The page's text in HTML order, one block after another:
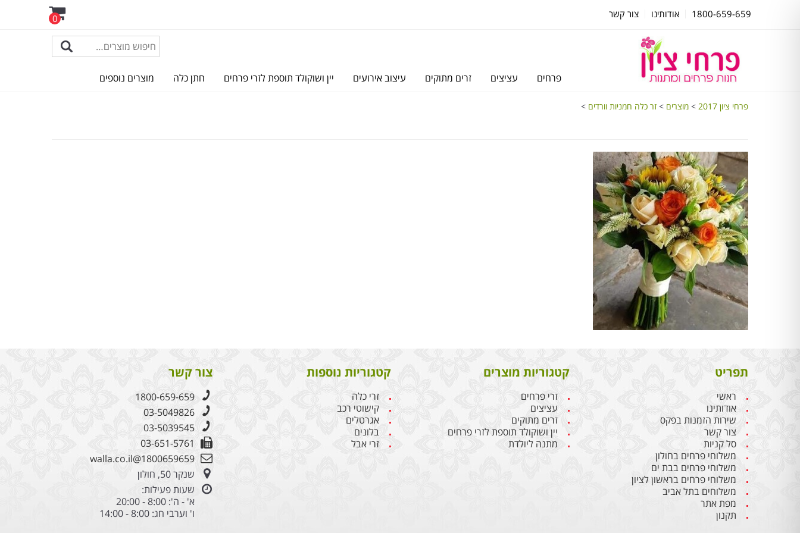
1800-659-659 אודותינו צור קשר 0
פרחים עציצים זרים מתוקים עיצוב אירועים יין ושוקולד תוספת לזרי פרחים חתן כלה מוצרים נוספים
פרחי ציון 2017 > מוצרים > זר כלה חמניות וורדים >
תפריט
ראשי
אודותינו
שירות הזמנות בפקס
צור קשר
סל קניות
משלוחי פרחים בחולון
משלוחי פרחים בבת ים
משלוחי פרחים בראשון לציון
משלוחים בתל אביב
מפת אתר
תקנון
קטגוריות מוצרים
זרי פרחים
עציצים
זרים מתוקים
יין ושוקולד תוספת לזרי פרחים
מתנה ליולדת
קטגוריות נוספות
זרי כלה
קישוטי רכב
אגרטלים
בלונים
זרי אבל
צור קשר
1800-659-659
03-5049826
03-5039545
03-651-5761
1800659659@walla.co.il
שנקר 50, חולון
שעות פעילות:
א' - ה': 8:00 - 20:00
ו' וערבי חג: 8:00 - 14:00